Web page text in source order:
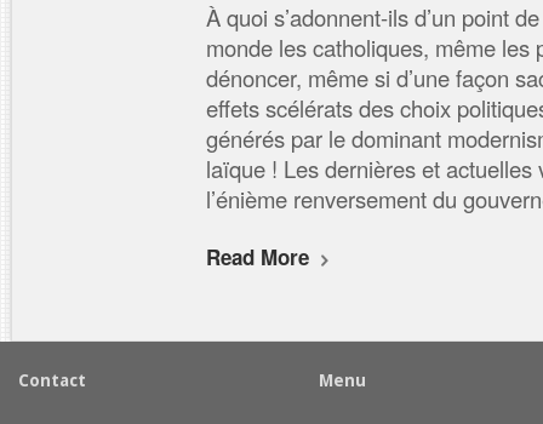
À quoi s’adonnent-ils d’un point
monde les catholiques, même les
dénoncer, même si d’une façon
effets scélérats des choix
générés par le dominant
laïque ! Les dernières et actuelles
l’énième renversement du
Read More
Contact Menu